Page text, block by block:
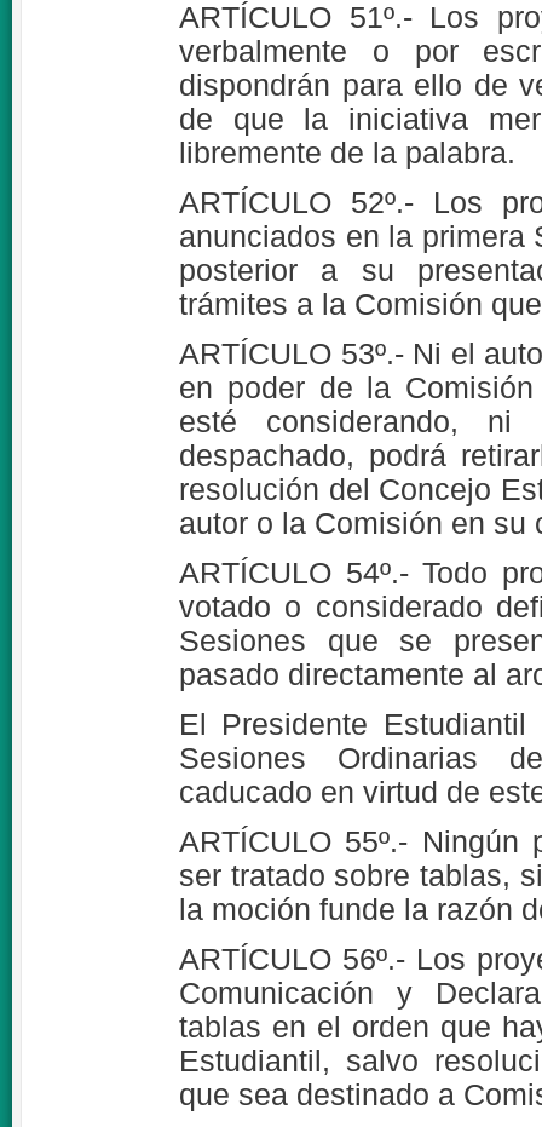
ARTÍCULO 51º.- Los
verbalmente o por
dispondrán para ello de
de que la iniciativa
libremente de la palabra.
ARTÍCULO 52º.- Los
anunciados en la primera
posterior a su
trámites a la Comisión
ARTÍCULO 53º.- Ni el
en poder de la
esté considerando,
despachado, podrá
resolución del Concejo
autor o la Comisión en su
ARTÍCULO 54º.- Todo
votado o considerado
Sesiones que se
pasado directamente al
El Presidente
Sesiones Ordinarias
caducado en virtud de
ARTÍCULO 55º.- Ningún
ser tratado sobre tablas,
la moción funde la razón
ARTÍCULO 56º.- Los
Comunicación y
tablas en el orden que
Estudiantil, salvo
que sea destinado a